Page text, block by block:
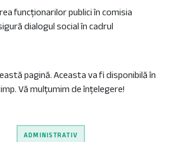
funcționarilor publici în comisia
dialogul social în cadrul
pagină. Aceasta va fi disponibilă în
Vă mulțumim de înțelegere!
ADMINISTRATIV